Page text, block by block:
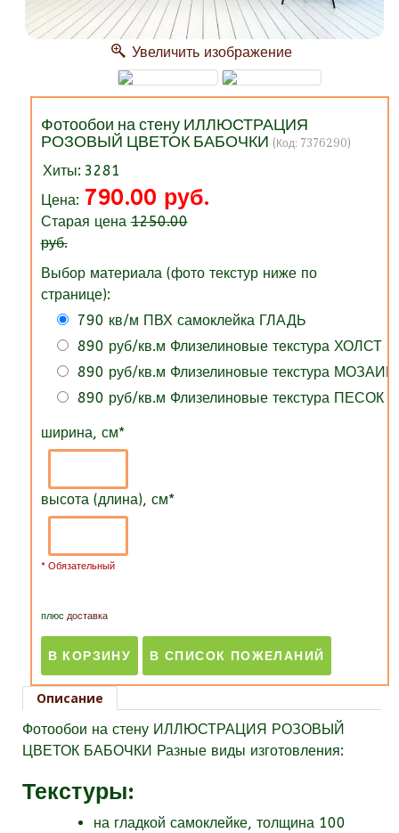
Увеличить изображение
Фотообои на стену ИЛЛЮСТРАЦИЯ
РОЗОВЫЙ ЦВЕТОК БАБОЧКИ (Код: 7376290)
Хиты: 3281
Цена: 790.00 руб.
Старая цена1250.00
руб.
Выбор материала (фото текстур ниже по
странице):
790 кв/м ПВХ самоклейка ГЛАДЬ
890 руб/кв.м Флизелиновые текстура ХОЛСТ
890 руб/кв.м Флизелиновые текстура
890 руб/кв.м Флизелиновые текстура ПЕСОК
ширина, см*
высота (длина), см*
* Обязательный
плюс доставка
Описание
Фотообои на стену ИЛЛЮСТРАЦИЯ РОЗОВЫЙ
ЦВЕТОК БАБОЧКИ Разные виды изготовления:
Текстуры:
на гладкой самоклейке, толщина 100